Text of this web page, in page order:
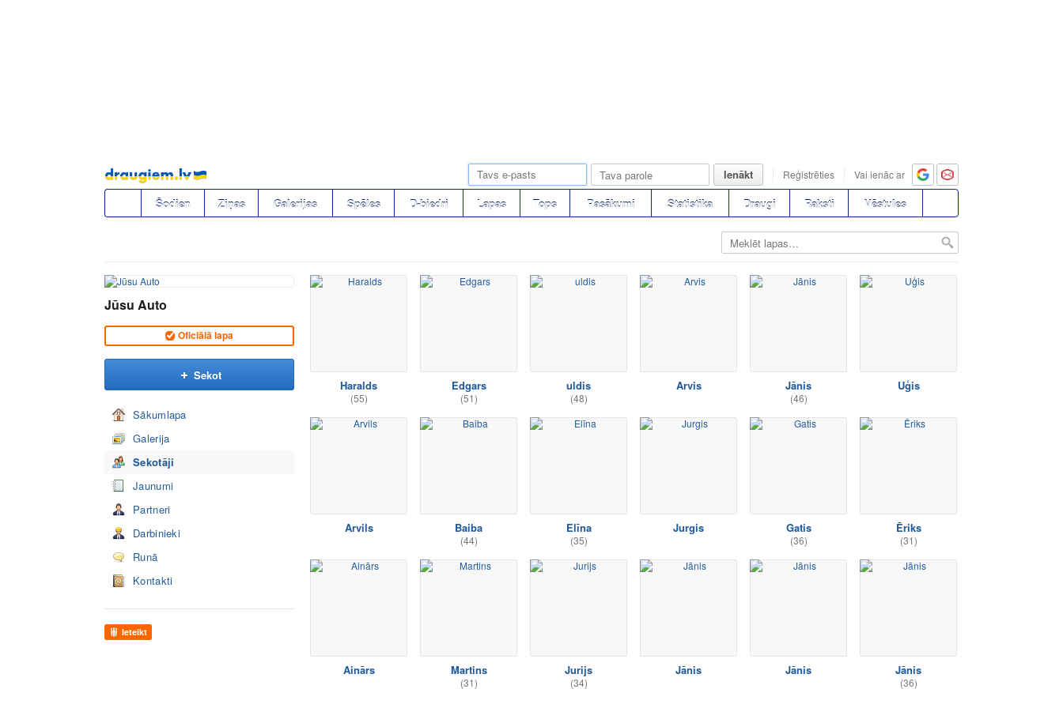
Pāriet
uz
saturu
Ienākt Reģistrēties Vai ienāc ar
Šodien Ziņas Galerijas Spēles D-biedri Lapas Tops Pasākumi Statistika Draugi Raksti Vēstules
Jūsu Auto
Oficiālā lapa
Sekot
Sākumlapa
Galerija
Sekotāji
Jaunumi
Partneri
Darbinieki
Runā
Kontakti
Ieteikt
Haralds
(55)
Edgars
(51)
uldis
(48)
Arvis Jānis
(46)
Uģis
Arvils Baiba
(44)
Elīna
(35)
Jurgis Gatis
(36)
Ēriks
(31)
Ainārs Martins
(31)
Jurijs
(34)
Jānis Jānis Jānis
(36)